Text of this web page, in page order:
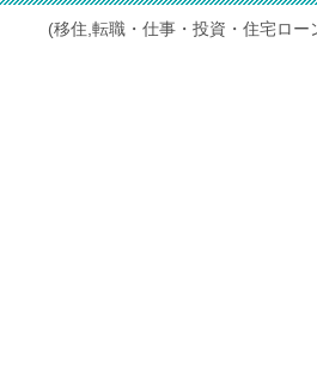
(移住,転職・仕事・投資・住宅ロ